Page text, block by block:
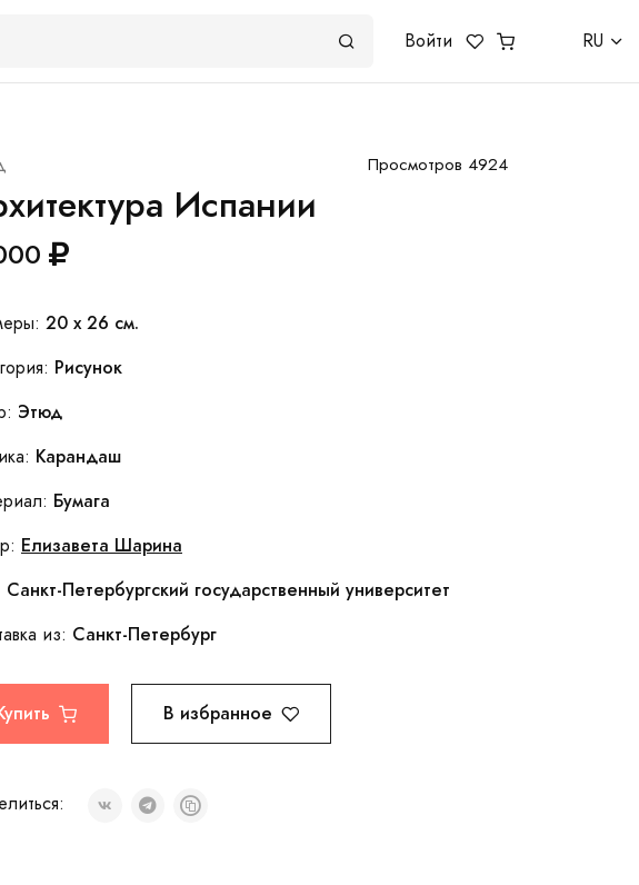
Войти RU
Просмотров 4924
Испании
20 x 26 см.
Рисунок
Этюд
Карандаш
Бумага
Елизавета Шарина
Санкт-Петербургский государственный университет
из: Санкт-Петербург
В избранное